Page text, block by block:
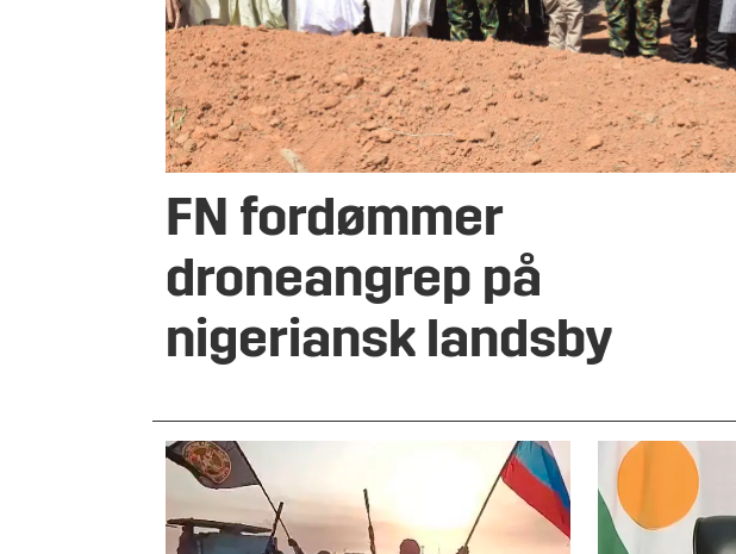
FN fordømmer
droneangrep på
nigeriansk landsby